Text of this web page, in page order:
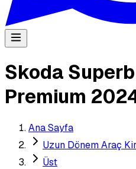
Skoda Superb
Premium
Ana Sayfa
Uzun Dönem Araç
Üst